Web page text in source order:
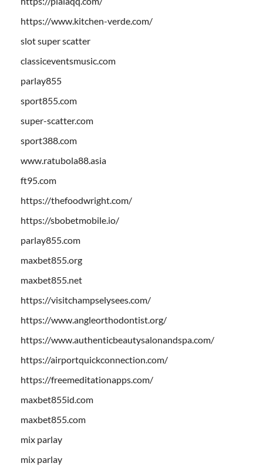
https://www.kitchen-verde.com/
slot super scatter
classiceventsmusic.com
parlay855
sport855.com
super-scatter.com
sport388.com
www.ratubola88.asia
ft95.com
https://thefoodwright.com/
https://sbobetmobile.io/
parlay855.com
maxbet855.org
maxbet855.net
https://visitchampselysees.com/
https://www.angleorthodontist.org/
https://www.authenticbeautysalonandspa.com/
https://airportquickconnection.com/
https://freemeditationapps.com/
maxbet855id.com
maxbet855.com
mix parlay
mix parlay